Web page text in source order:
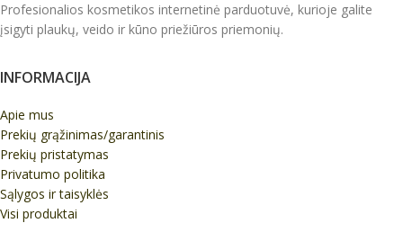
Profesionalios kosmetikos internetinė parduotuvė, kurioje galite
įsigyti plaukų, veido ir kūno priežiūros priemonių.
INFORMACIJA
Apie mus
Prekių grąžinimas/garantinis
Prekių pristatymas
Privatumo politika
Sąlygos ir taisyklės
Visi produktai